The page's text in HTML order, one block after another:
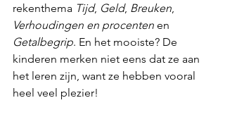
rekenthema Tijd, Geld, Breuken
Verhoudingen en procenten en
Getalbegrip. En het mooiste? De
kinderen merken niet eens dat ze aan
het leren zijn, want ze hebben vooral
heel veel plezier!